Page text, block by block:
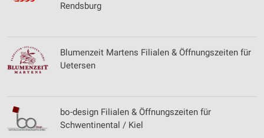
Rendsburg
Blumenzeit Martens Filialen & Öffnungszeiten für
Uetersen
bo-design Filialen & Öffnungszeiten für
Schwentinental / Kiel